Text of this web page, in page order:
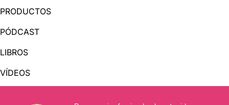
PRODUCTOS
PÓDCAST
LIBROS
VÍDEOS